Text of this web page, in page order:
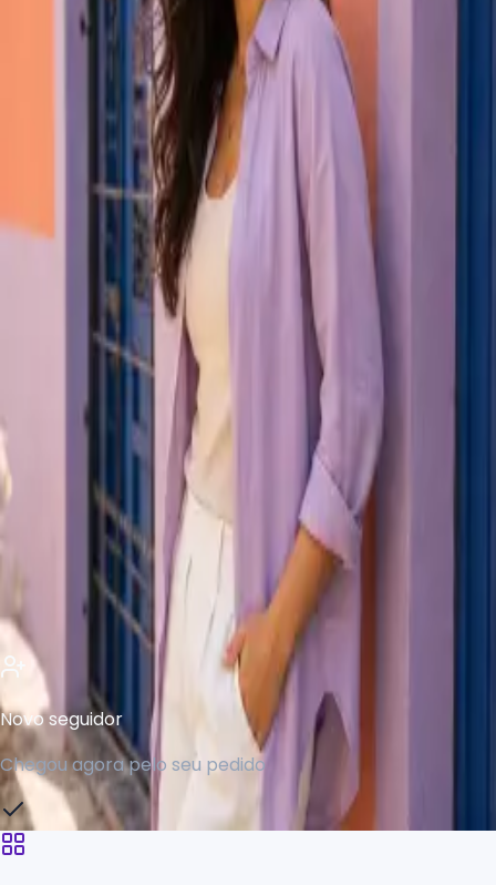
18,4 mil
Studio Aurora
@studioaurora
Conteúdo, estratégia e criatividade.
aurora.social/portfolio
PUBLICAÇÕES REELS
691
947
758
1.100
Novo seguidor
Chegou agora pelo seu pedido